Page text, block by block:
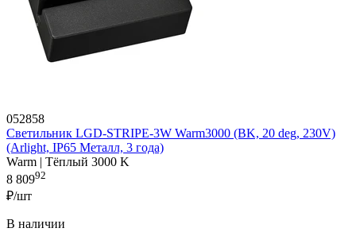
052858
Светильник LGD-STRIPE-3W Warm3000 (BK, 20 deg, 230V)
(Arlight, IP65 Металл, 3 года)
Warm | Тёплый 3000 K
8 80992
₽/шт
В наличии